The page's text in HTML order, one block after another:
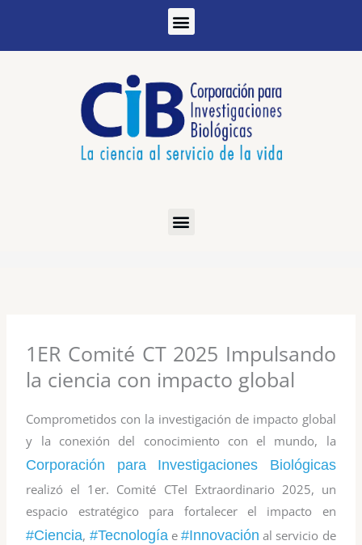
1ER Comité CT 2025 Impulsando
la ciencia con impacto global
Comprometidos con la investigación de impacto global
y la conexión del conocimiento con el mundo, la
Corporación para Investigaciones Biológicas
realizó el 1er. Comité CTeI Extraordinario 2025, un
espacio estratégico para fortalecer el impacto en
#Ciencia, #Tecnología e#Innovación al servicio de